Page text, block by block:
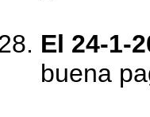
El 24-1-
buena